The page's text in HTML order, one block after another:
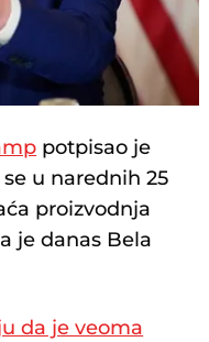
potpisao je
u narednih 25
proizvodnja
je danas Bela
da je veoma